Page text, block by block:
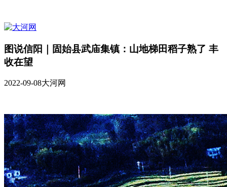
图说信阳｜固始县武庙集镇：山地梯田稻子熟了 丰
收在望
2022-09-08大河网